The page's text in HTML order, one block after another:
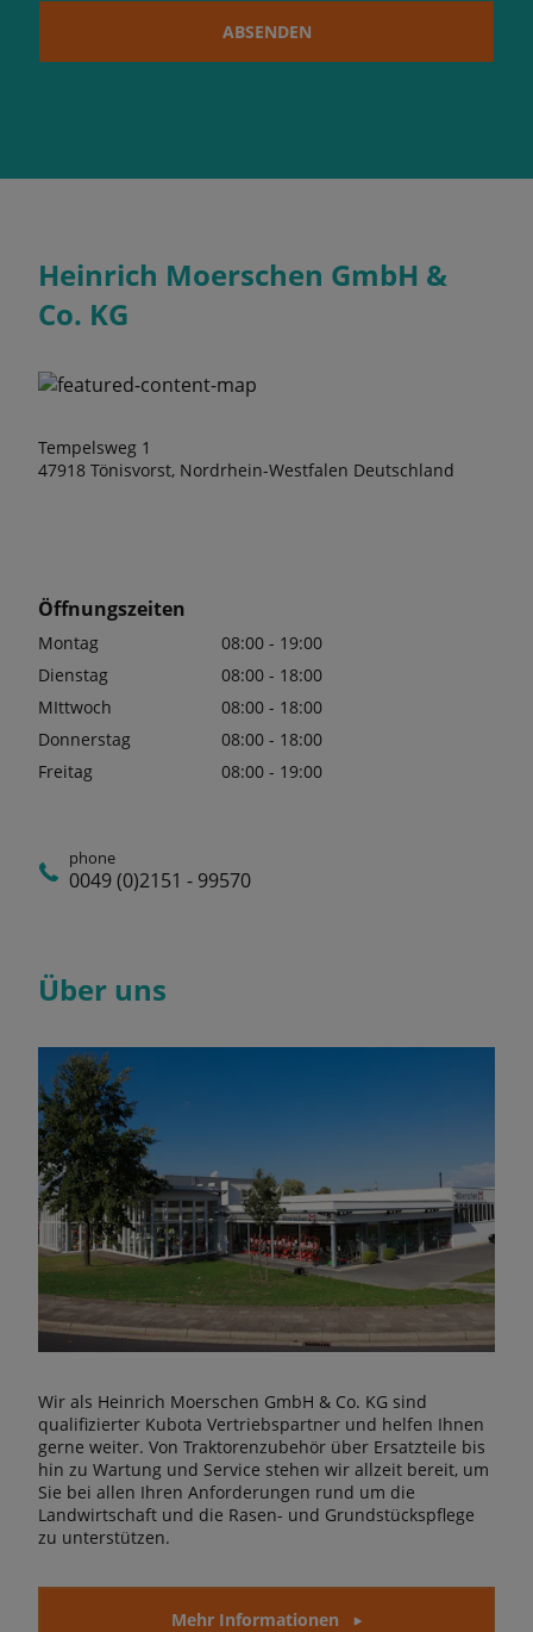
ABSENDEN
Heinrich Moerschen GmbH &
Co. KG
Tempelsweg 1
47918 Tönisvorst, Nordrhein-Westfalen Deutschland
Öffnungszeiten
Montag
08:00 - 19:00
Dienstag
08:00 - 18:00
MIttwoch
08:00 - 18:00
Donnerstag
08:00 - 18:00
Freitag
08:00 - 19:00
phone
0049 (0)2151 - 99570
Über uns
Wir als Heinrich Moerschen GmbH & Co. KG sind
qualifizierter Kubota Vertriebspartner und helfen Ihnen
gerne weiter. Von Traktorenzubehör über Ersatzteile bis
hin zu Wartung und Service stehen wir allzeit bereit, um
Sie bei allen Ihren Anforderungen rund um die
Landwirtschaft und die Rasen- und Grundstückspflege
zu unterstützen.
Mehr Informationen